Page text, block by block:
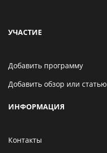
УЧАСТИЕ
Добавить программу
Добавить обзор или статью
ИНФОРМАЦИЯ
Контакты